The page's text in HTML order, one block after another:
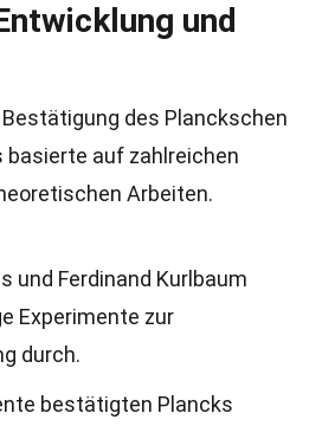
und
des Planckschen
auf zahlreichen
Arbeiten.
und Ferdinand Kurlbaum
Experimente zur
durch.
bestätigten Plancks